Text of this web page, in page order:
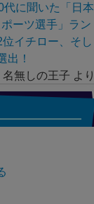
代に聞いた「日本
ーツ選手」ラン
イチロー、そし
出！
名無しの王子 より